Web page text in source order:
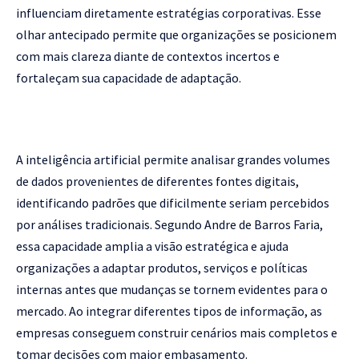
influenciam diretamente estratégias corporativas. Esse
olhar antecipado permite que organizações se posicionem
com mais clareza diante de contextos incertos e
fortaleçam sua capacidade de adaptação.
A inteligência artificial permite analisar grandes volumes
de dados provenientes de diferentes fontes digitais,
identificando padrões que dificilmente seriam percebidos
por análises tradicionais. Segundo Andre de Barros Faria,
essa capacidade amplia a visão estratégica e ajuda
organizações a adaptar produtos, serviços e políticas
internas antes que mudanças se tornem evidentes para o
mercado. Ao integrar diferentes tipos de informação, as
empresas conseguem construir cenários mais completos e
tomar decisões com maior embasamento.